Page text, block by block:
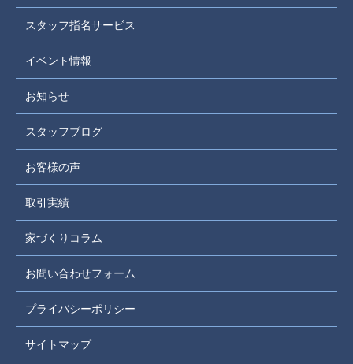
スタッフ指名サービス
イベント情報
お知らせ
スタッフブログ
お客様の声
取引実績
家づくりコラム
お問い合わせフォーム
プライバシーポリシー
サイトマップ